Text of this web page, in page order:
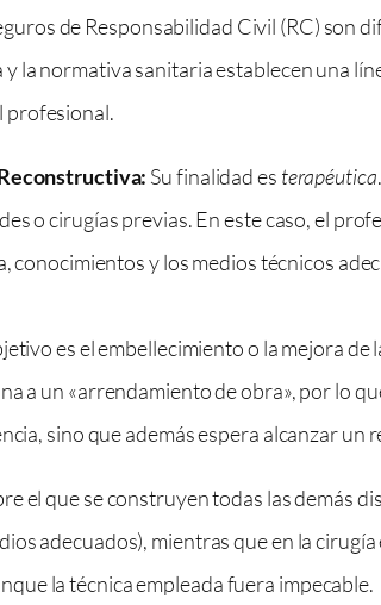
de Responsabilidad Civil (RC) son
la normativa sanitaria establecen una
profesional.
Su finalidad es terapéutica
o cirugías previas. En este caso, el
conocimientos y los medios técnicos
es el embellecimiento o la mejora
a un «arrendamiento de obra», por lo
sino que además espera alcanzar
el que se construyen todas las demás
adecuados), mientras que en la
la técnica empleada fuera impecable.